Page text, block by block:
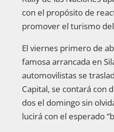
con el propósito de
promover el turismo
El viernes primero de
famosa arrancada en
automovilistas se
Capital, se contará con
dos el domingo sin
lucirá con el esperado